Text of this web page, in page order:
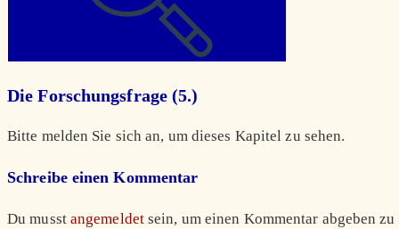
Die Forschungsfrage (5.)
Bitte melden Sie sich an, um dieses Kapitel zu sehen.
Schreibe einen Kommentar
Du musst angemeldetsein, um einen Kommentar abgeben zu